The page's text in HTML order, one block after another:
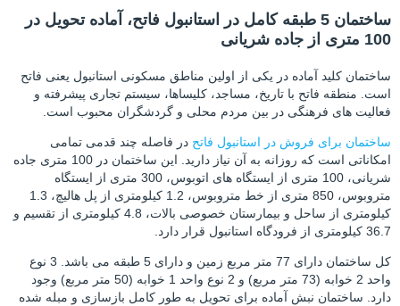
ساختمان 5 طبقه کامل در استانبول فاتح، آماده تحویل در
100 متری از جاده شریانی
ساختمان کلید آماده در یکی از اولین مناطق مسکونی استانبول یعنی فاتح
است. منطقه فاتح با تاریخ، مساجد، کلیساها، سیستم تجاری پیشرفته و
فعالیت های فرهنگی در بین مردم محلی و گردشگران محبوب است.
ساختمان برای فروش در استانبول فاتح در فاصله چند قدمی تمامی
امکاناتی است که روزانه به آن نیاز دارید. این ساختمان در 100 متری جاده
شریانی، 100 متری از ایستگاه های اتوبوس، 300 متری از ایستگاه
متروبوس، 850 متری از خط متروبوس، 1.2 کیلومتری از پل هالیچ، 1.3
کیلومتری از ساحل و بیمارستان خصوصی بالات، 4.8 کیلومتری از تقسیم و
36.7 کیلومتری از فرودگاه استانبول قرار دارد.
کل ساختمان دارای 77 متر مربع زمین و دارای 5 طبقه می باشد. 3 نوع
واحد 2 خوابه (73 متر مربع) و 2 نوع واحد 1 خوابه (50 متر مربع) وجود
دارد. ساختمان نبش آماده برای تحویل به طور کامل بازسازی و مبله شده